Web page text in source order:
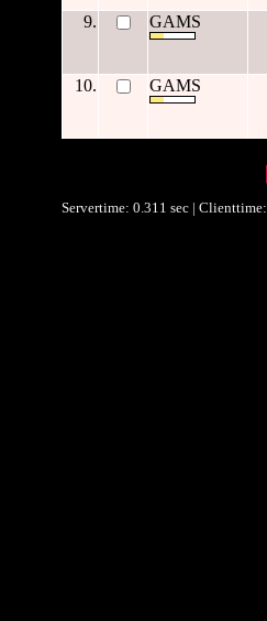
9. GAMS
10. GAMS
Servertime: 0.311 sec | Clienttime: